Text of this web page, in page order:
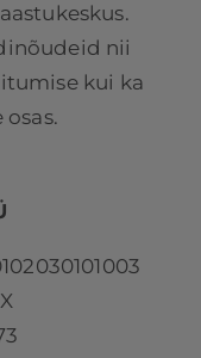
nii
kui ka